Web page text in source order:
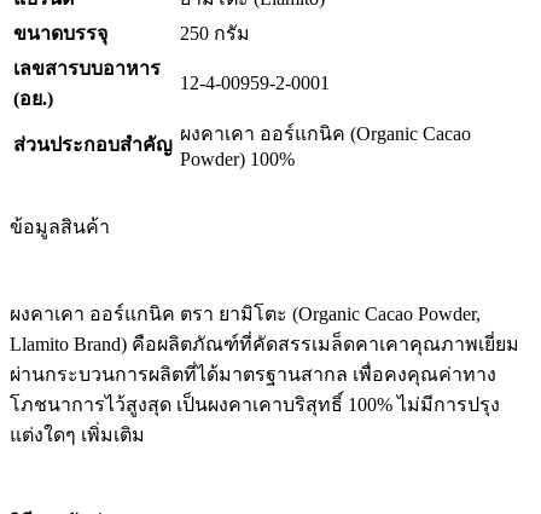
ขนาดบรรจุ
250 กรัม
เลขสารบบอาหาร
(อย.)
12-4-00959-2-0001
ส่วนประกอบสำคัญ
ผงคาเคา ออร์แกนิค (Organic Cacao
Powder) 100%
ข้อมูลสินค้า
ผงคาเคา ออร์แกนิค ตรา ยามิโตะ (Organic Cacao Powder,
Llamito Brand) คือผลิตภัณฑ์ที่คัดสรรเมล็ดคาเคาคุณภาพเยี่ยม
ผ่านกระบวนการผลิตที่ได้มาตรฐานสากล เพื่อคงคุณค่าทาง
โภชนาการไว้สูงสุด เป็นผงคาเคาบริสุทธิ์ 100% ไม่มีการปรุง
แต่งใดๆ เพิ่มเติม